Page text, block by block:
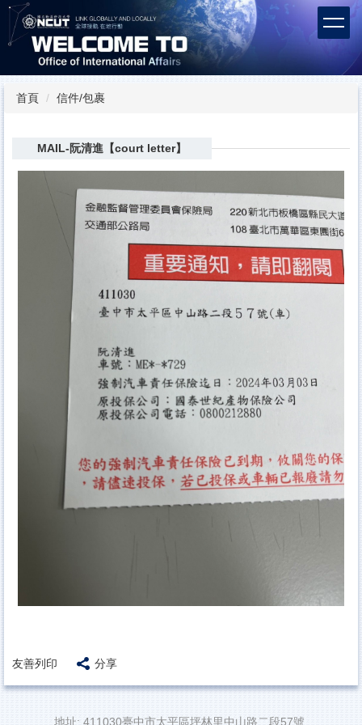
跳
到
主
內
容首頁 信件/包裹
MAIL-阮清進【court letter】
友善列印 分享
地址: 411030臺中市太平區坪林里中山路二段57號